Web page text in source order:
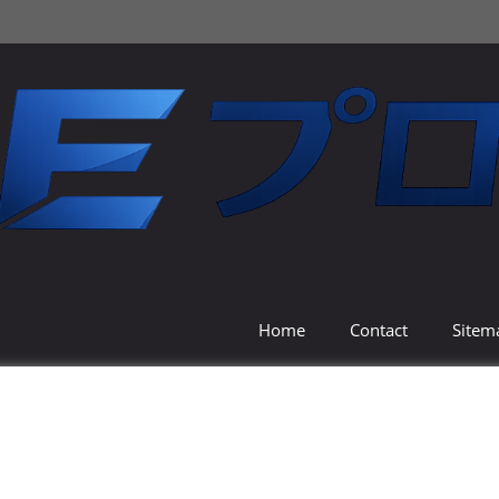
Home Contact